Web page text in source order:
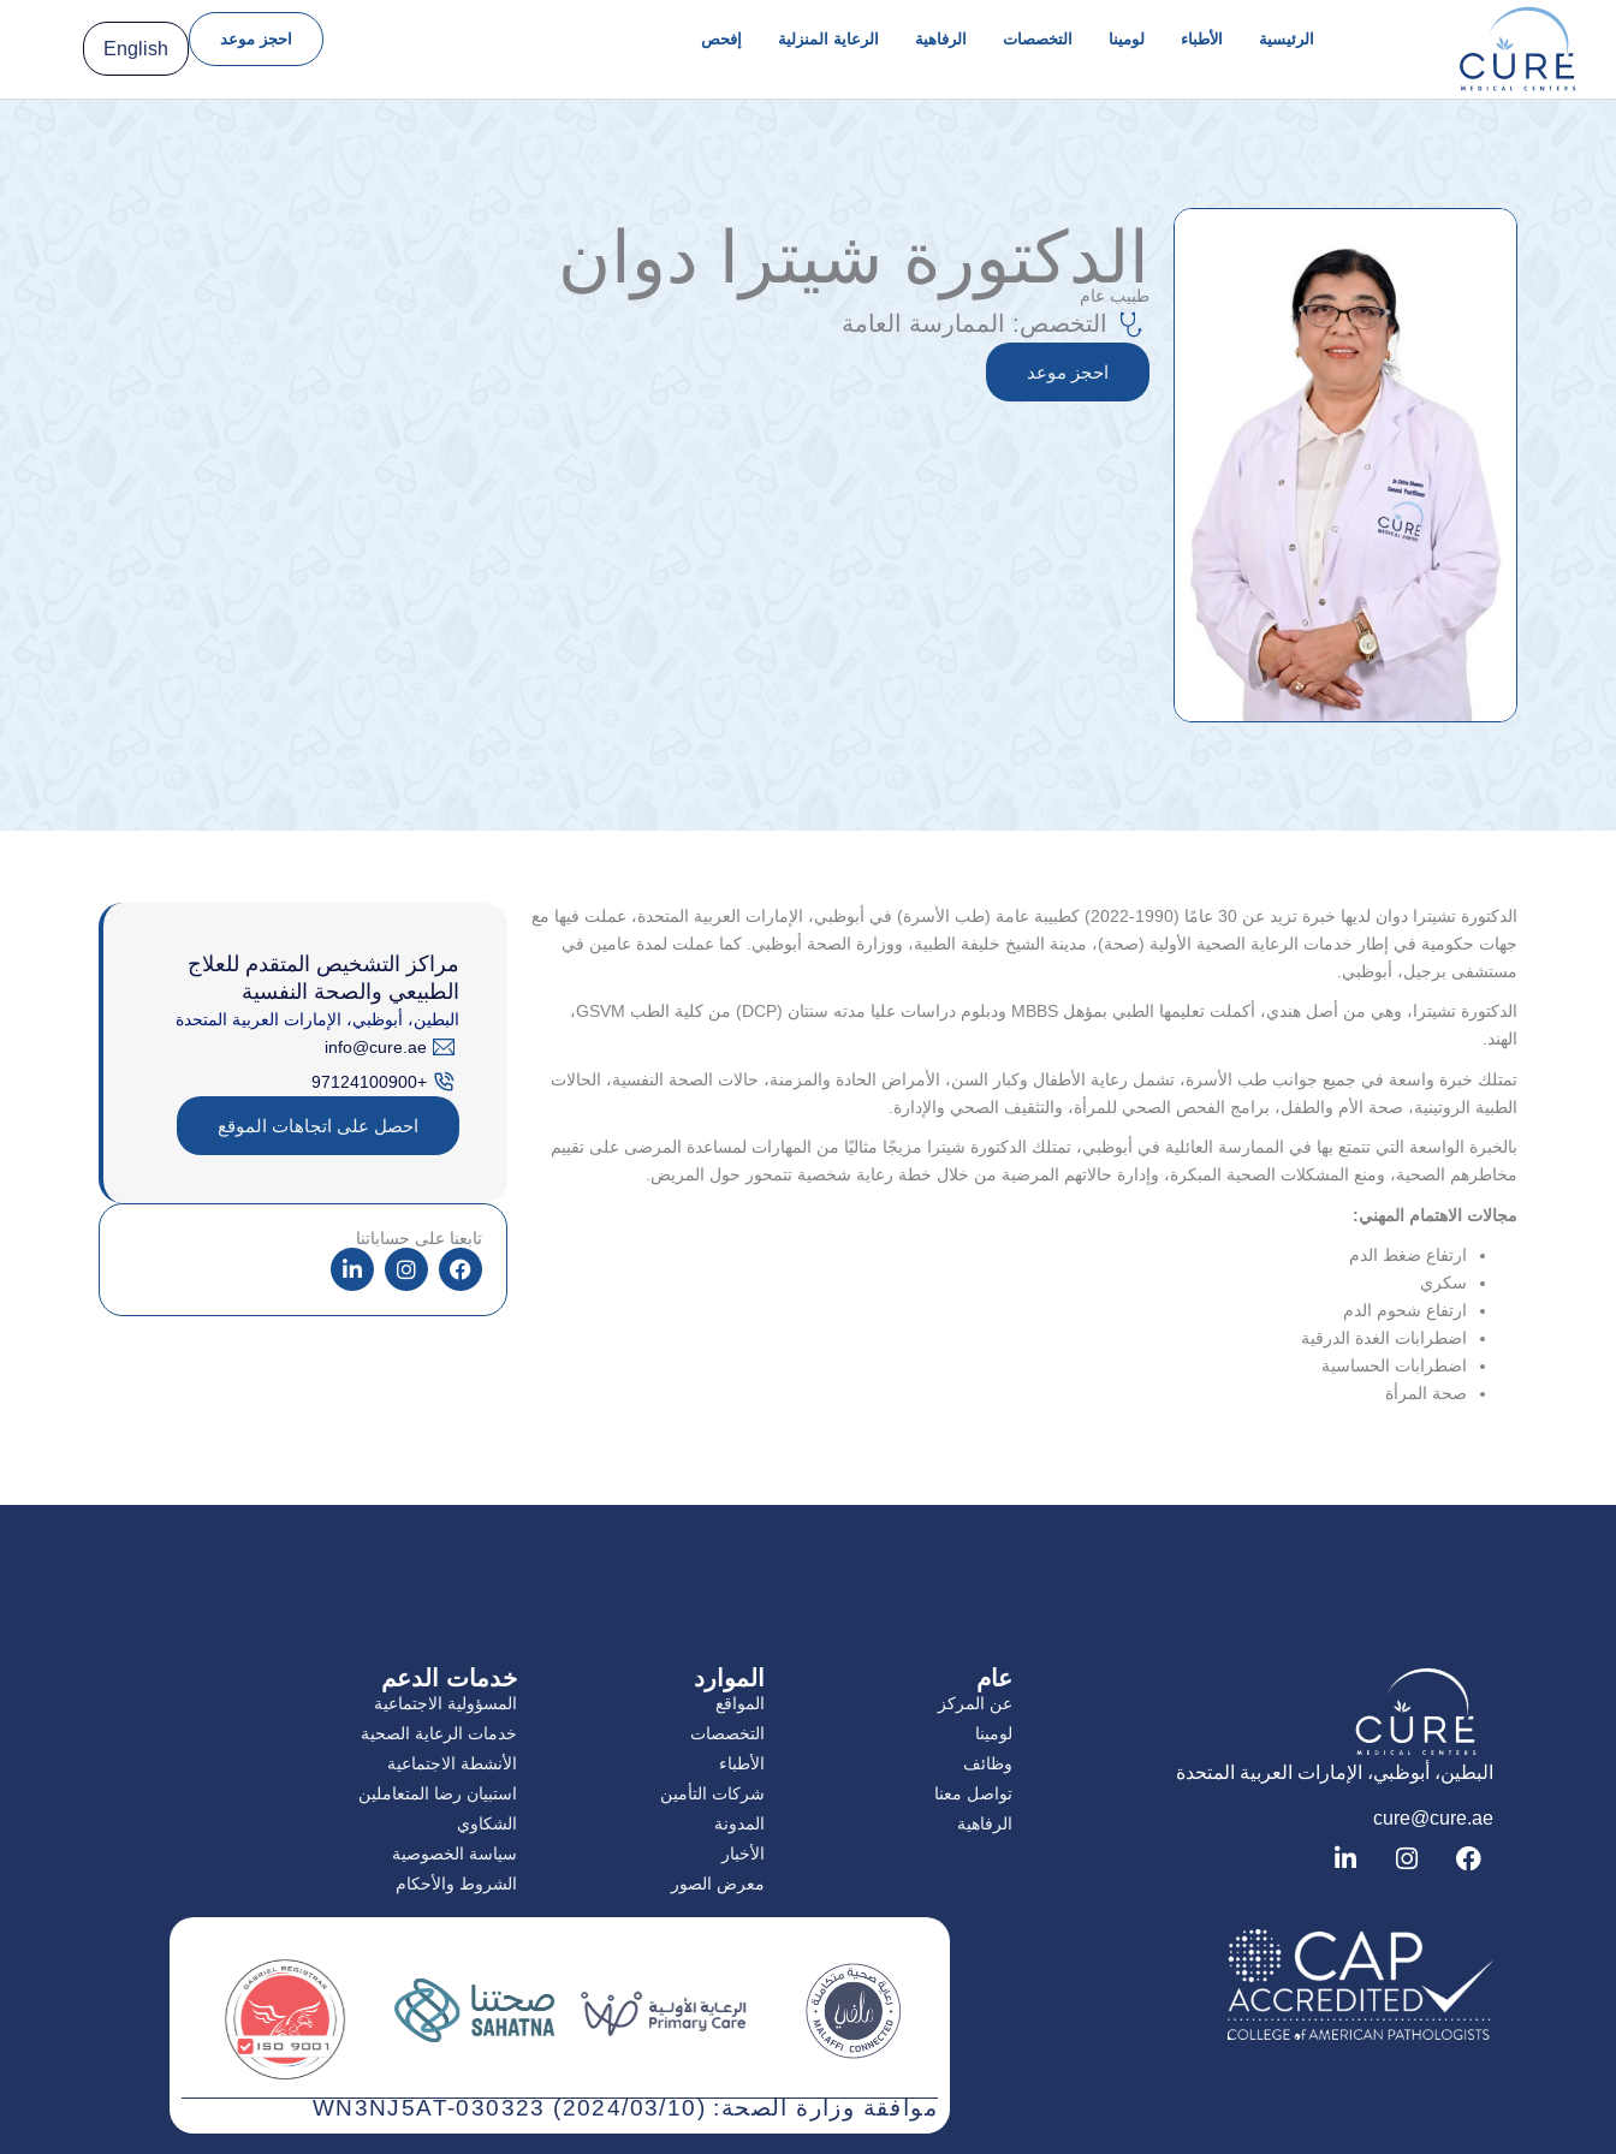
المحتوى
الرئيسية الأطباء لومينا التخصصات الرفاهية الرعاية المنزلية إفحص احجز موعد English
الدكتورة شيترا دوان
طبيب عام
التخصص: الممارسة العامة
احجز موعد
الدكتورة تشيترا دوان لديها خبرة تزيد عن 30 عامًا (1990-2022) كطبيبة عامة (طب الأسرة) في أبوظبي، الإمارات العربية المتحدة، عملت فيها مع
جهات حكومية في إطار خدمات الرعاية الصحية الأولية (صحة)، مدينة الشيخ خليفة الطبية، ووزارة الصحة أبوظبي. كما عملت لمدة عامين في
مستشفى برجيل، أبوظبي.
الدكتورة تشيترا، وهي من أصل هندي، أكملت تعليمها الطبي بمؤهل MBBS ودبلوم دراسات عليا مدته سنتان (DCP) من كلية الطب GSVM،
الهند.
تمتلك خبرة واسعة في جميع جوانب طب الأسرة، تشمل رعاية الأطفال وكبار السن، الأمراض الحادة والمزمنة، حالات الصحة النفسية، الحالات
الطبية الروتينية، صحة الأم والطفل، برامج الفحص الصحي للمرأة، والتثقيف الصحي والإدارة.
بالخبرة الواسعة التي تتمتع بها في الممارسة العائلية في أبوظبي، تمتلك الدكتورة شيترا مزيجًا مثاليًا من المهارات لمساعدة المرضى على تقييم
مخاطرهم الصحية، ومنع المشكلات الصحية المبكرة، وإدارة حالاتهم المرضية من خلال خطة رعاية شخصية تتمحور حول المريض.
مجالات الاهتمام المهني:
ارتفاع ضغط الدم
سكري
ارتفاع شحوم الدم
اضطرابات الغدة الدرقية
اضطرابات الحساسية
صحة المرأة
مراكز التشخيص المتقدم للعلاج
الطبيعي والصحة النفسية
البطين، أبوظبي، الإمارات العربية المتحدة
info@cure.ae
+97124100900
احصل على اتجاهات الموقع
تابعنا على حساباتنا
ف
ي
ب
ا
ن
ت
ل
ي
ك
البطين، أبوظبي، الإمارات العربية المتحدة
cure@cure.ae
ف
ي
ا
ن
غ
ر
ا
م
ل
ي
د
إ
ن
عام
عن المركز
لومينا
وظائف
تواصل معنا
الرفاهية
الموارد
المواقع
التخصصات
الأطباء
شركات التأمين
المدونة
الأخبار
معرض الصور
خدمات الدعم
المسؤولية الاجتماعية
خدمات الرعاية الصحية
الأنشطة الاجتماعية
استبيان رضا المتعاملين
الشكاوي
سياسة الخصوصية
الشروط والأحكام
موافقة وزارة الصحة: WN3NJ5AT-030323 (2024/03/10)